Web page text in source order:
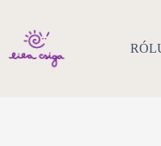
content